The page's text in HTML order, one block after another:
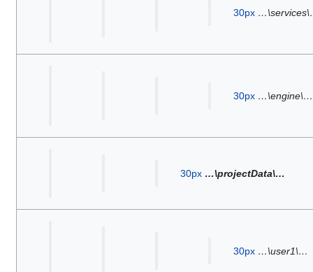
30px
30px …\engine\…
30px …\projectData\…
30px …\user1\…